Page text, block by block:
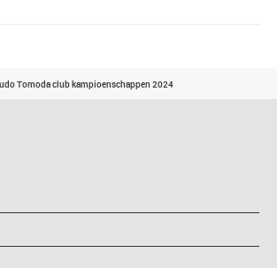
Tomoda club kampioenschappen 2024